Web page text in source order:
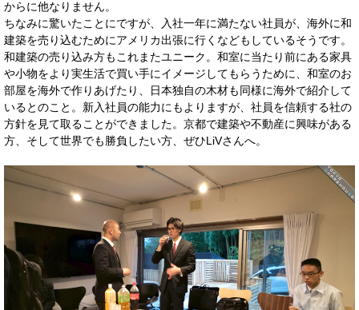
からに他なりません。
ちなみに驚いたことにですが、入社一年に満たない社員が、海外に和
建築を売り込むためにアメリカ出張に行くなどもしているそうです。
和建築の売り込み方もこれまたユニーク。和室に当たり前にある家具
や小物をより実生活で買い手にイメージしてもらうために、和室のお
部屋を海外で作りあげたり、日本独自の木材も同様に海外で紹介して
いるとのこと。新入社員の能力にもよりますが、社員を信頼する社の
方針を見て取ることができました。京都で建築や不動産に興味がある
方、そして世界でも勝負したい方、ぜひLiVさんへ。